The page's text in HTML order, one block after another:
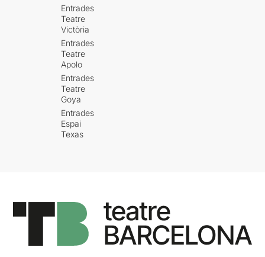
Entrades
Teatre
Victòria
Entrades
Teatre
Apolo
Entrades
Teatre
Goya
Entrades
Espai
Texas